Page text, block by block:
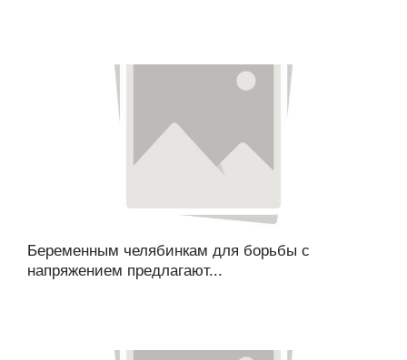
Беременным челябинкам для борьбы с
напряжением предлагают...